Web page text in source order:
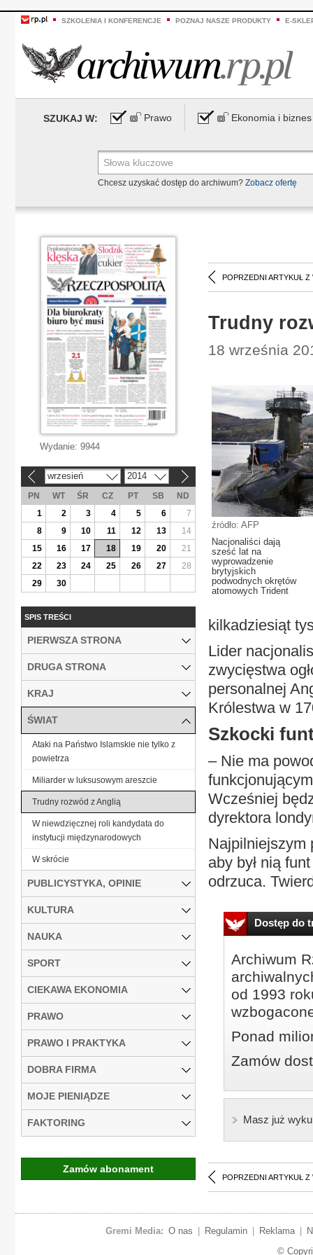
SZKOLENIA I KONFERENCJE POZNAJ NASZE PRODUKTY E-
SZUKAJ W: Prawo Ekonomia i biznes
Chcesz uzyskać dostęp do archiwum? Zobacz ofertę
POPRZEDNI ARTYKUŁ Z
Trudny
18 września
źródło: AFP
Nacjonaliści dają
sześć lat na
wyprowadzenie
brytyjskich
podwodnych okrętów
atomowych Trident
kilkadziesiąt
Lider
zwycięstwa
personalnej
Królestwa w
Szkocki
– Nie ma
Wcześniej
dyrektora
Najpilniejszym
aby był nią
odrzuca.
Dostęp do
Archiwum
od 1993
Ponad
Zamów
Masz już
POPRZEDNI ARTYKUŁ Z
Wydanie: 9944
wrzesień 2014
PN WT ŚR CZ PT SB
ND
1
2 3 4 5 6
7
8
9 10 11 12 13
14
15
16 17 18 19 20
21
22
23 24 25 26 27
28
29
30
SPIS TREŚCI
PIERWSZA STRONA
DRUGA STRONA
KRAJ
ŚWIAT
Ataki na Państwo Islamskie nie tylko z
powietrza
Miliarder w luksusowym areszcie
Trudny rozwód z Anglią
W niewdzięcznej roli kandydata do
instytucji międzynarodowych
W skrócie
PUBLICYSTYKA, OPINIE
KULTURA
NAUKA
SPORT
CIEKAWA EKONOMIA
PRAWO
PRAWO I PRAKTYKA
DOBRA FIRMA
MOJE PIENIĄDZE
FAKTORING
Zamów abonament
Gremi Media: O nas Regulamin Reklama
©